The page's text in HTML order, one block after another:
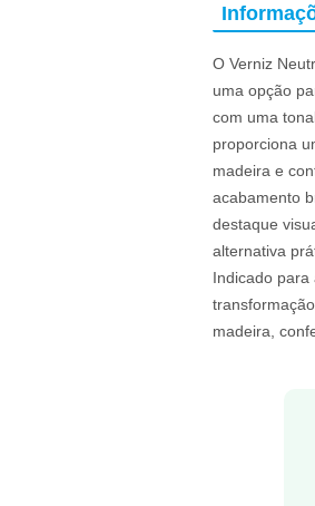
O Verniz
uma opção
com uma
proporciona
madeira e
acabamento
destaque
alternativa
Indicado para
madeira,